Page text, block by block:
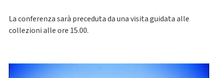
La conferenza sarà preceduta da una visita guidata alle
collezioni alle ore 15.00.